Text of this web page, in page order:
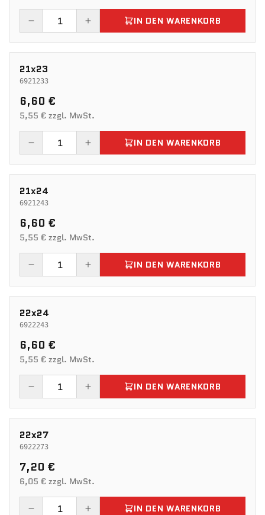
IN DEN WARENKORB
21x23
6921233
6,60 €
5,55 € zzgl. MwSt.
IN DEN WARENKORB
21x24
6921243
6,60 €
5,55 € zzgl. MwSt.
IN DEN WARENKORB
22x24
6922243
6,60 €
5,55 € zzgl. MwSt.
IN DEN WARENKORB
22x27
6922273
7,20 €
6,05 € zzgl. MwSt.
IN DEN WARENKORB